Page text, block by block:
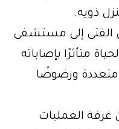
ذويه.
الفتى إلى مستشفى
متأثرًا بإصاباته
متعددة ورضوضًا
العمليات